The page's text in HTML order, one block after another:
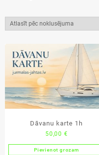
Dāvanu karte 1h
50,00 €
Pievienot grozam